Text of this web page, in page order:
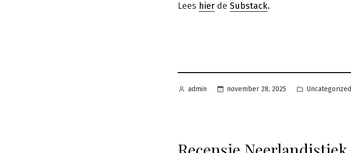
Lees hier de Substack.
Geplaatst
admin november 28, 2025
Geplaatst
Uncategorized